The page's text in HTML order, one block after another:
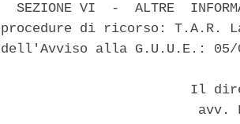
SEZIONE VI  -  ALTRE
procedure di ricorso: T.A.R.
dell'Avviso alla G.U.U.E.:
Il